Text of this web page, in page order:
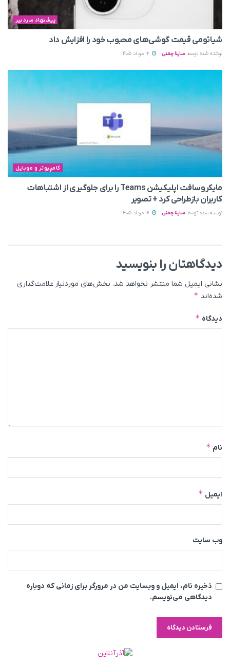
پیشنهاد سردبیر
شیائومی قیمت گوشی‌های محبوب خود را افزایش داد
نوشته شده توسط ساینا چمنی
کامپیوتر و موبایل
مایکروسافت اپلیکیشن Teams را برای جلوگیری از اشتباهات
کاربران بازطراحی کرد + تصویر
نوشته شده توسط ساینا چمنی
دیدگاهتان را بنویسید
نشانی ایمیل شما منتشر نخواهد شد. بخش‌های موردنیاز علامت‌گذاری
شده‌اند *
دیدگاه *
نام *
ایمیل *
وب‌ سایت
ذخیره نام، ایمیل و وبسایت من در مرورگر برای زمانی که دوباره
دیدگاهی می‌نویسم.